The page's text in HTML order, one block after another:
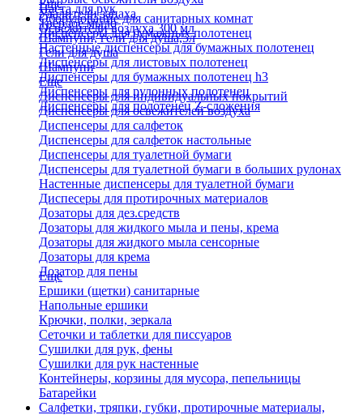
Паста для рук
Твердое мыло
Шампуни, гели для душа,5л
Гели для душа
Шампуни
Удалители запаха
Освежители воздуха 300 мл
Еще
Оборудование для санитарных комнат
Диспенсеры для бумажных полотенец
Настенные диспенсеры для бумажных полотенец
Диспенсеры для листовых полотенец
Диспенсеры для бумажных полотенец h3
Диспенсеры для рулонных полотенец
Диспенсеры для полотенец Z-сложения
Еще
Диспенсеры для индивидуальных покрытий
Диспенсеры для освежителей воздуха
Диспенсеры для салфеток
Диспенсеры для салфеток настольные
Диспенсеры для туалетной бумаги
Диспенсеры для туалетной бумаги в больших рулонах
Настенные диспенсеры для туалетной бумаги
Диспесеры для протирочных материалов
Дозаторы для дез.средств
Дозаторы для жидкого мыла и пены, крема
Дозаторы для жидкого мыла сенсорные
Дозаторы для крема
Дозатор для пены
Еще
Ершики (щетки) санитарные
Напольные ершики
Крючки, полки, зеркала
Сеточки и таблетки для писсуаров
Сушилки для рук, фены
Сушилки для рук настенные
Контейнеры, корзины для мусора, пепельницы
Батарейки
Салфетки, тряпки, губки, протирочные материалы,